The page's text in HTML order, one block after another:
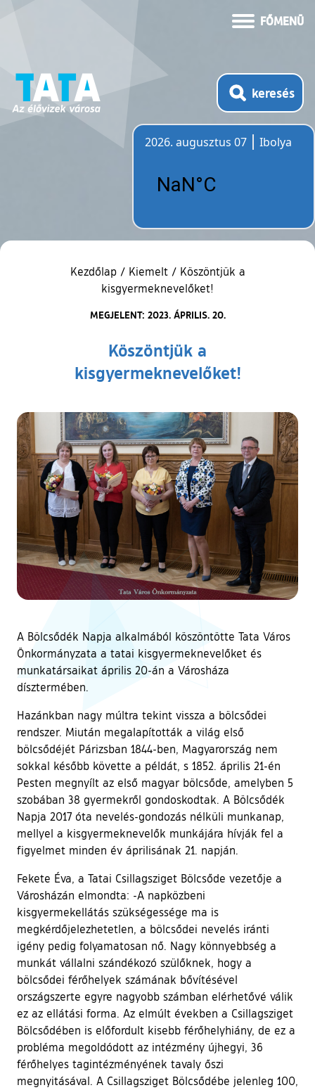
FŐMENÜ
keresés
2026. augusztus 07
Ibolya
Kezdőlap / Kiemelt / Köszöntjük a
kisgyermeknevelőket!
MEGJELENT: 2023. ÁPRILIS. 20.
Köszöntjük a
kisgyermeknevelőket!
A Bölcsődék Napja alkalmából köszöntötte Tata Város
Önkormányzata a tatai kisgyermeknevelőket és
munkatársaikat április 20-án a Városháza
dísztermében.
Hazánkban nagy múltra tekint vissza a bölcsődei
rendszer. Miután megalapították a világ első
bölcsődéjét Párizsban 1844-ben, Magyarország nem
sokkal később követte a példát, s 1852. április 21-én
Pesten megnyílt az első magyar bölcsőde, amelyben 5
szobában 38 gyermekről gondoskodtak. A Bölcsődék
Napja 2017 óta nevelés-gondozás nélküli munkanap,
mellyel a kisgyermeknevelők munkájára hívják fel a
figyelmet minden év áprilisának 21. napján.
Fekete Éva, a Tatai Csillagsziget Bölcsőde vezetője a
Városházán elmondta: -A napközbeni
kisgyermekellátás szükségessége ma is
megkérdőjelezhetetlen, a bölcsődei nevelés iránti
igény pedig folyamatosan nő. Nagy könnyebbség a
munkát vállalni szándékozó szülőknek, hogy a
bölcsődei férőhelyek számának bővítésével
országszerte egyre nagyobb számban elérhetővé válik
ez az ellátási forma. Az elmúlt években a Csillagsziget
Bölcsődében is előfordult kisebb férőhelyhiány, de ez a
probléma megoldódott az intézmény újhegyi, 36
férőhelyes tagintézményének tavaly őszi
megnyitásával. A Csillagsziget Bölcsődébe jelenleg 100,